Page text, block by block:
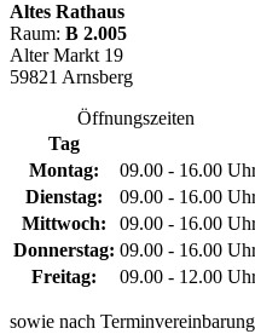
Altes Rathaus
Raum: B 2.005
Alter Markt 19
59821 Arnsberg
Öffnungszeiten
Tag
Montag:
09.00 - 16.00
Dienstag:
09.00 - 16.00
Mittwoch:
09.00 - 16.00
Donnerstag: 09.00 - 16.00
Freitag:
09.00 - 12.00
sowie nach Terminvereinbarung